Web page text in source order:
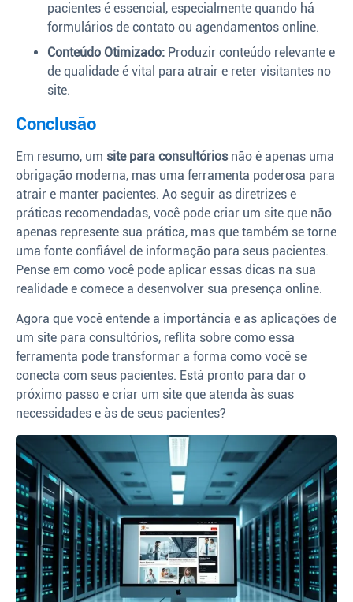
pacientes é essencial, especialmente quando há
formulários de contato ou agendamentos online.
Conteúdo Otimizado: Produzir conteúdo relevante e
de qualidade é vital para atrair e reter visitantes no
site.
Conclusão
Em resumo, um site para consultóriosnão é apenas uma
obrigação moderna, mas uma ferramenta poderosa para
atrair e manter pacientes. Ao seguir as diretrizes e
práticas recomendadas, você pode criar um site que não
apenas represente sua prática, mas que também se torne
uma fonte confiável de informação para seus pacientes.
Pense em como você pode aplicar essas dicas na sua
realidade e comece a desenvolver sua presença online.
Agora que você entende a importância e as aplicações de
um site para consultórios, reflita sobre como essa
ferramenta pode transformar a forma como você se
conecta com seus pacientes. Está pronto para dar o
próximo passo e criar um site que atenda às suas
necessidades e às de seus pacientes?